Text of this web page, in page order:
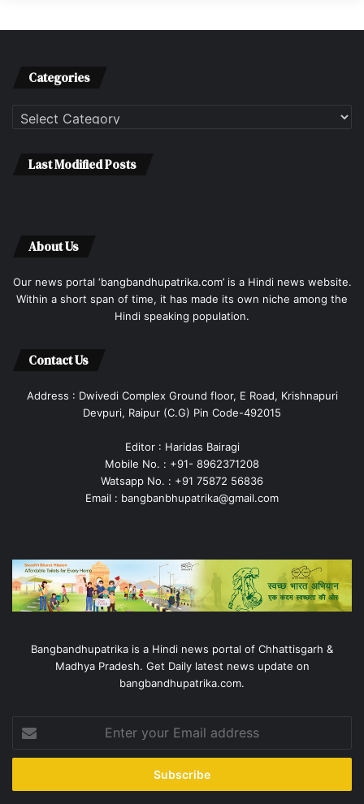
Categories
Categories
Last Modified Posts
About Us
Our news portal ‘bangbandhupatrika.com’ is a Hindi news website.
Within a short span of time, it has made its own niche among the
Hindi speaking population.
Contact Us
Address : Dwivedi Complex Ground floor, E Road, Krishnapuri
Devpuri, Raipur (C.G) Pin Code-492015
Editor : Haridas Bairagi
Mobile No. : +91- 8962371208
Watsapp No. : +91 75872 56836
Email : bangbanbhupatrika@gmail.com
Bangbandhupatrika is a Hindi news portal of Chhattisgarh &
Madhya Pradesh. Get Daily latest news update on
bangbandhupatrika.com.
your
Email